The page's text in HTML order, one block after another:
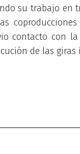
su trabajo en
contacto con
de las giras